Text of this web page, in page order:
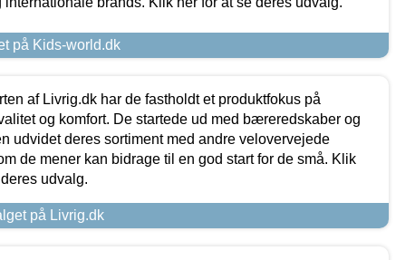
på Kids-world.dk
af Livrig.dk har de fastholdt et produktfokus på
og komfort. De startede ud med bæreredskaber og
udvidet deres sortiment med andre velovervejede
de mener kan bidrage til en god start for de små. Klik
udvalg.
på Livrig.dk